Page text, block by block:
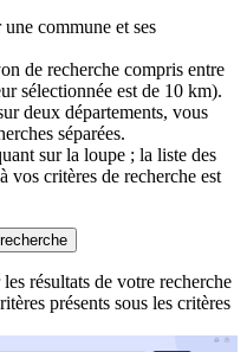
commune et ses
de recherche compris entre
sélectionnée est de 10 km).
deux départements, vous
séparées.
sur la loupe ; la liste des
vos critères de recherche est
résultats de votre recherche
présents sous les critères